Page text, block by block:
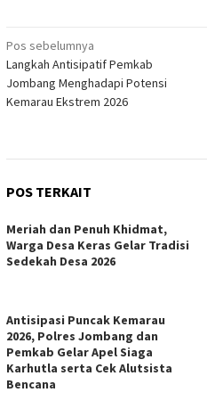
Navigasi
pos
Pos sebelumnya
Langkah Antisipatif Pemkab
Jombang Menghadapi Potensi
Kemarau Ekstrem 2026
POS TERKAIT
Meriah dan Penuh Khidmat,
Warga Desa Keras Gelar Tradisi
Sedekah Desa 2026
Antisipasi Puncak Kemarau
2026, Polres Jombang dan
Pemkab Gelar Apel Siaga
Karhutla serta Cek Alutsista
Bencana